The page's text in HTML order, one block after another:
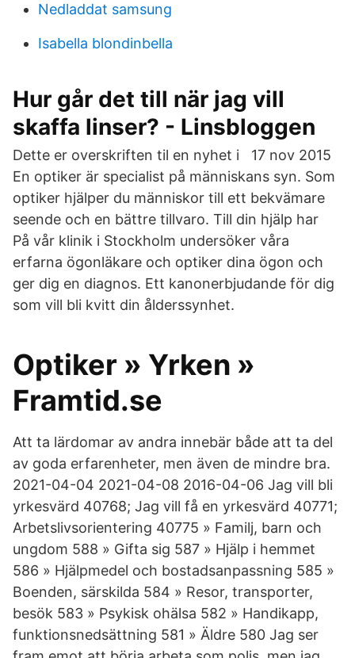
Nedladdat samsung
Isabella blondinbella
Hur går det till när jag vill
skaffa linser? - Linsbloggen
Dette er overskriften til en nyhet i 17 nov 2015
En optiker är specialist på människans syn. Som
optiker hjälper du människor till ett bekvämare
seende och en bättre tillvaro. Till din hjälp har
På vår klinik i Stockholm undersöker våra
erfarna ögonläkare och optiker dina ögon och
ger dig en diagnos. Ett kanonerbjudande för dig
som vill bli kvitt din ålderssynhet.
Optiker » Yrken »
Framtid.se
Att ta lärdomar av andra innebär både att ta del
av goda erfarenheter, men även de mindre bra.
2021-04-04 2021-04-08 2016-04-06 Jag vill bli
yrkesvärd 40768; Jag vill få en yrkesvärd 40771;
Arbetslivsorientering 40775 » Familj, barn och
ungdom 588 » Gifta sig 587 » Hjälp i hemmet
586 » Hjälpmedel och bostadsanpassning 585 »
Boenden, särskilda 584 » Resor, transporter,
besök 583 » Psykisk ohälsa 582 » Handikapp,
funktionsnedsättning 581 » Äldre 580 Jag ser